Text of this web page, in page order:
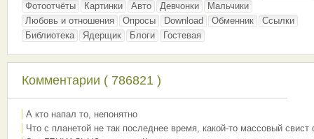
Фотоотчёты
Картинки Авто Девчонки
Мальчики
Любовь и отношения
Опросы Download Обменник
Ссылки
Библиотека
Ядерщик Блоги Гостевая
Комментарии ( 786821 )
А кто напал то, непонятно
Что с планетой не так последнее время, какой-то массовый свист